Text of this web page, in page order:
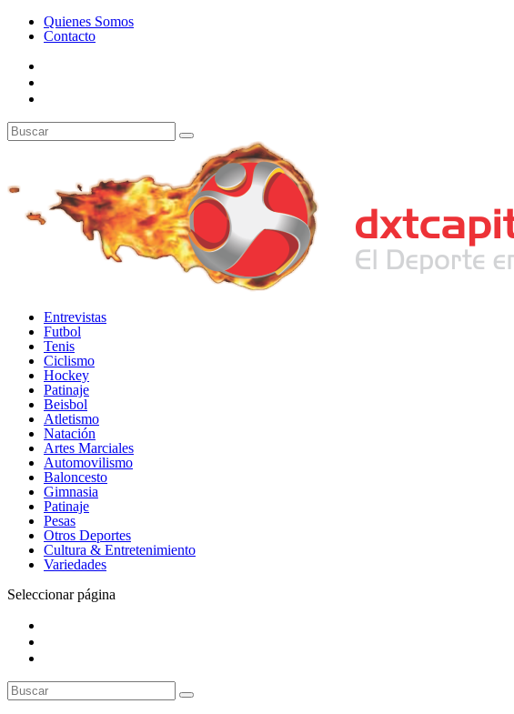
Quienes Somos
Contacto
Entrevistas
Futbol
Tenis
Ciclismo
Hockey
Patinaje
Beisbol
Atletismo
Natación
Artes Marciales
Automovilismo
Baloncesto
Gimnasia
Patinaje
Pesas
Otros Deportes
Cultura & Entretenimiento
Variedades
Seleccionar página